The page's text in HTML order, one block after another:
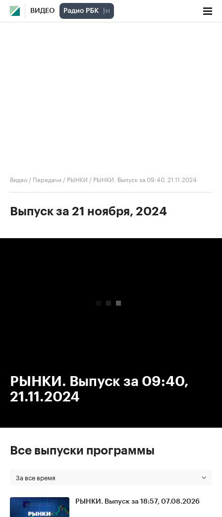
ВИДЕО
Видео / Передачи / РЫНКИ / РЫНКИ. Выпуск за 09:40, 21.11.2024
Выпуск за 21 ноября, 2024
РЫНКИ. Выпуск за 09:40,
21.11.2024
Все выпуски программы
За все время
РЫНКИ. Выпуск за 18:57, 07.08.2026